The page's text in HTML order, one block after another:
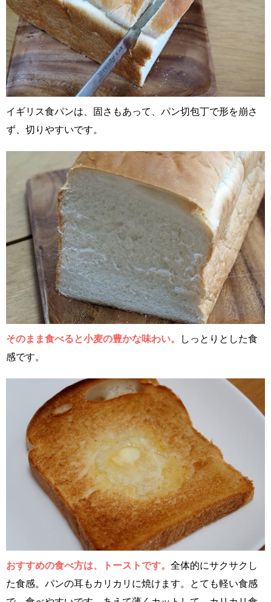
イギリス食パンは、固さもあって、パン切包丁で形を崩さ
ず、切りやすいです。
そのまま食べると小麦の豊かな味わい。
しっとりとした食
感です。
おすすめの食べ方は、トーストです。 全体的にサクサクし
た食感。パンの耳もカリカリに焼けます。とても軽い食感